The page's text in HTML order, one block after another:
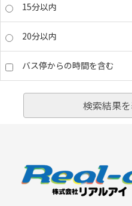
15分以内
20分以内
バス停からの時間を含む
検索結果